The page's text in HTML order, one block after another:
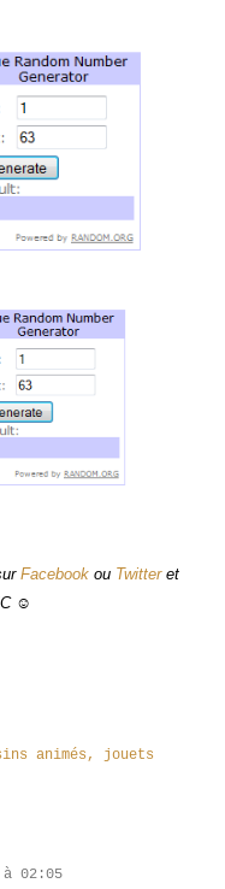
Facebookou Twitteret
☺
animés jouets
à 02:05